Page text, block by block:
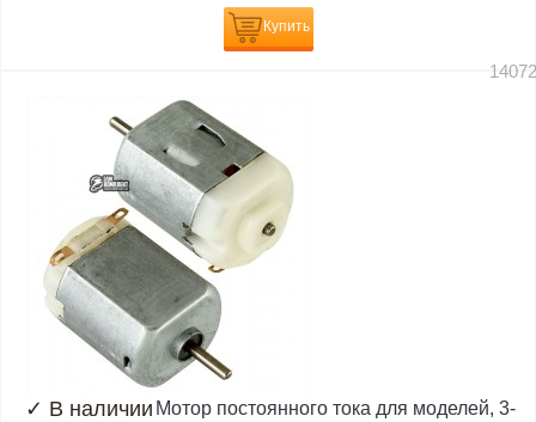
Купить
✓ В наличии Мотор постоянного тока для моделей, 3-